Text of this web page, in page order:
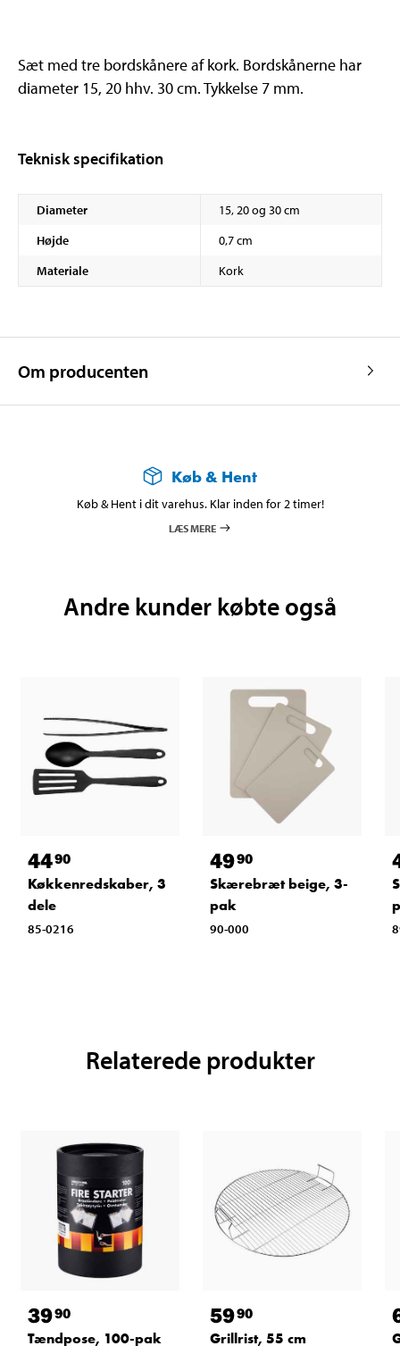
Sæt med tre bordskånere af kork. Bordskånerne har
diameter 15, 20 hhv. 30 cm. Tykkelse 7 mm.
Teknisk specifikation
Diameter
15, 20 og 30 cm
Højde
0,7 cm
Materiale
Kork
Om producenten
Køb & Hent
Køb & Hent i dit varehus. Klar inden for 2 timer!
LÆS MERE
Andre kunder købte også
4490
Køkkenredskaber, 3
dele
85-0216
4990
Skærebræt beige, 3-
pak
90-000
Relaterede produkter
3990
Tændpose, 100-pak
5990
Grillrist, 55 cm